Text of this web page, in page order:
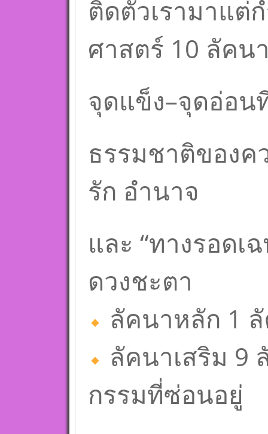
ติดตัวเรามาแต่
ศาสตร์ 10 ลัคน
จุดแข็ง–จุดอ่อน
ธรรมชาติของค
รัก อำนาจ
และ “ทางรอดเ
ดวงชะตา
ลัคนาหลัก 1
ลัคนาเสริม 9
กรรมที่ซ่อนอยู่